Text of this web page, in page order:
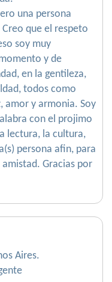
una persona
que el respeto
soy muy
y de
en la gentileza,
todos como
amor y armonia. Soy
con el projimo
lectura, la cultura,
persona afin, para
Gracias por
Aires.